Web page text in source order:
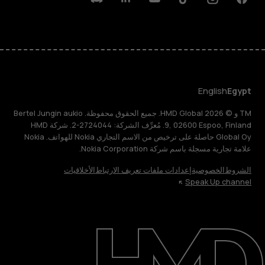
حول
Facebook
Instagram
Tiktok
Youtube
Linkedin
Discord
Egypt
English
TM و © 2026 HMD Global. جميع الحقوق محفوظة. Bertel Jungin aukio
9, 02600 Espoo, Finland. مُعرِّف الشركة: 2724044-2. شركة HMD
Global Oy حاصلة على ترخيص من الاسم التجاري Nokia للهواتف. Nokia
علامة تجارية مسجلة باسم شركة Nokia Corporation.
الشروطالخصوصيةإعدادات ملفات تعريف الارتباطالأخلاقيات
Speak Up channel